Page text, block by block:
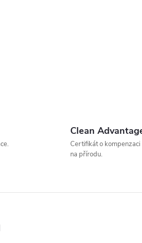
Clean
Certifikát o kompenzaci
na přírodu.